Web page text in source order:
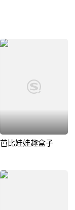
芭比娃娃趣盒子